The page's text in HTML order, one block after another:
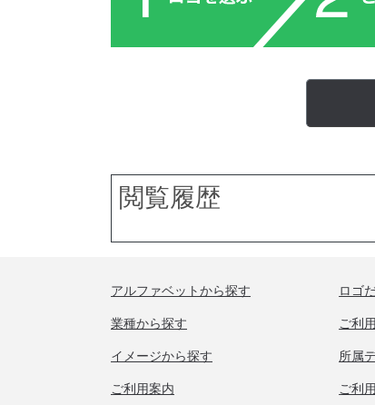
閲覧履歴
アルファベットから探す
業種から探す
イメージから探す
ご利用案内
ロゴ
ご利
所属
ご利